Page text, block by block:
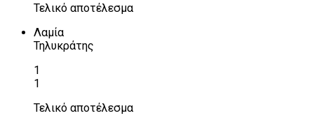
Τελικό αποτέλεσμα
Λαμία
Τηλυκράτης
1
1
Τελικό αποτέλεσμα